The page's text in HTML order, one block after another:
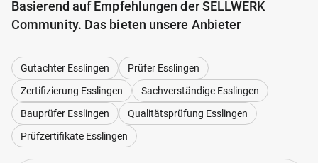
Basierend auf Empfehlungen der SELLWERK
Community. Das bieten unsere Anbieter
Gutachter Esslingen
Prüfer Esslingen
Zertifizierung Esslingen
Sachverständige Esslingen
Bauprüfer Esslingen
Qualitätsprüfung Esslingen
Prüfzertifikate Esslingen